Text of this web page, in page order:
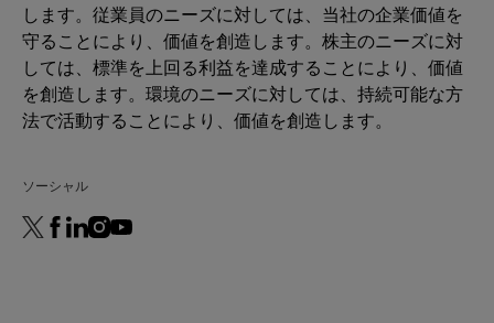
します。従業員のニーズに対しては、当社の企業価値を
守ることにより、価値を創造します。株主のニーズに対
しては、標準を上回る利益を達成することにより、価値
を創造します。環境のニーズに対しては、持続可能な方
法で活動することにより、価値を創造します。
ソーシャル